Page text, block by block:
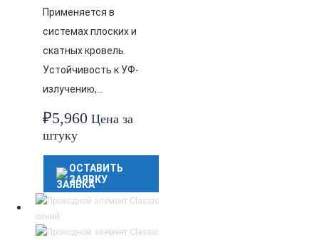
Применяется в
системах плоских и
скатных кровель.
Устойчивость к УФ-
излучению,…
₽5,960 Цена за
штуку
ОСТАВИТЬ
ЗАЯВКУ